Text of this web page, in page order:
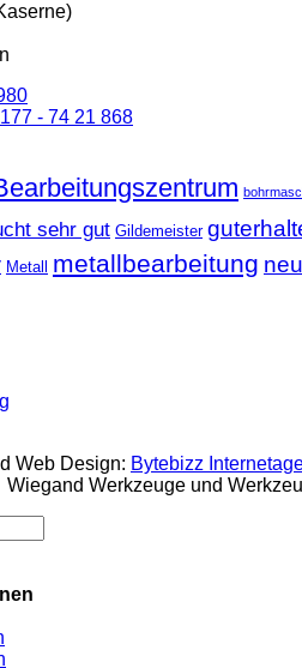
- 74 21 868
sehr gut Gildemeister
Metall metallbearbeitung neu
Web Design: Bytebizz
Werkzeuge und